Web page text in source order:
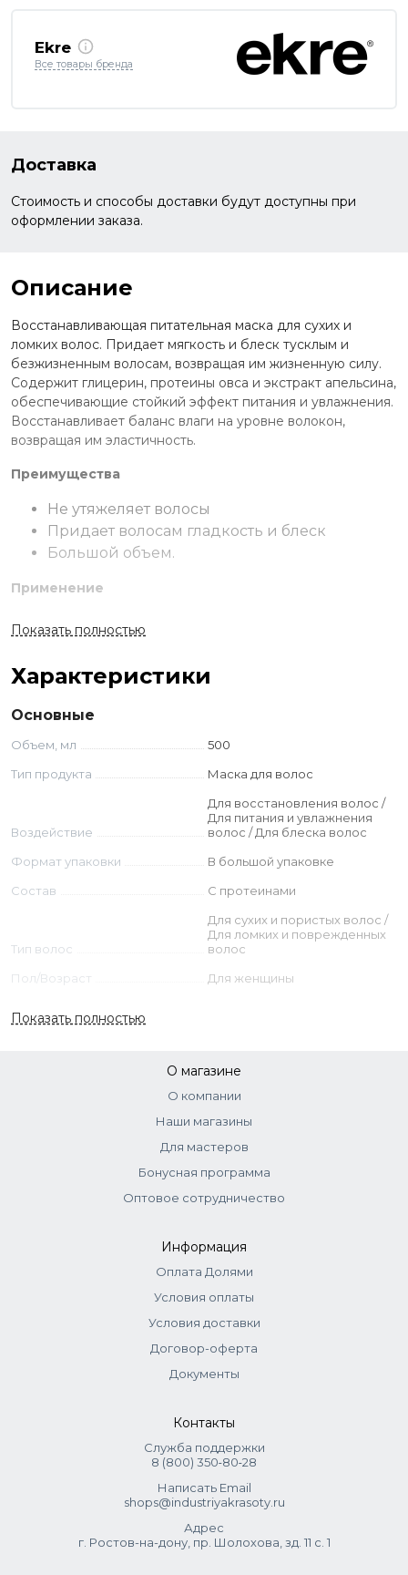
Ekre
Все товары бренда
Доставка
Стоимость и способы доставки будут доступны при
оформлении заказа.
Описание
Восстанавливающая питательная маска для сухих и
ломких волос. Придает мягкость и блеск тусклым и
безжизненным волосам, возвращая им жизненную силу.
Содержит глицерин, протеины овса и экстракт апельсина,
обеспечивающие стойкий эффект питания и увлажнения.
Восстанавливает баланс влаги на уровне волокон,
возвращая им эластичность.
Преимущества
Не утяжеляет волосы
Придает волосам гладкость и блеск
Большой объем.
Применение
Нанести маску на влажные чистые волосы. Равномерно
распределить по длине. Выдержать в течение 3-5 минут,
Ингредиенты
Протеины овса
Экстракт апельсина
Aqua, Cetearyl Alcohol, Cetrimonium Chloride, Glyceryl
Stearate, Parfum, Dmdm Hydantoin, Ethylhexyl Palmitate,
Propylene Glycol, Quaternium-80, Glycerin, Linalool, Lecithin,
Avena Strigosa Seed Extract, Citric Acid, Citrus Aurantium
Показать полностью
Характеристики
Основные
Объем, мл
500
Тип продукта
Маска для волос
Воздействие
Для восстановления волос /
Для питания и увлажнения
волос / Для блеска волос
Формат упаковки
В большой упаковке
Состав
С протеинами
Тип волос
Для сухих и пористых волос /
Для ломких и поврежденных
волос
Пол/Возраст
Для женщины
Показать полностью
О магазине
О компании
Наши магазины
Для мастеров
Бонусная программа
Оптовое сотрудничество
Информация
Оплата Долями
Условия оплаты
Условия доставки
Договор-оферта
Документы
Контакты
Служба поддержки
8 (800) 350‑80‑28
Написать Email
shops@industriyakrasoty.ru
Адрес
г. Ростов-на-дону, пр. Шолохова, зд. 11 с. 1